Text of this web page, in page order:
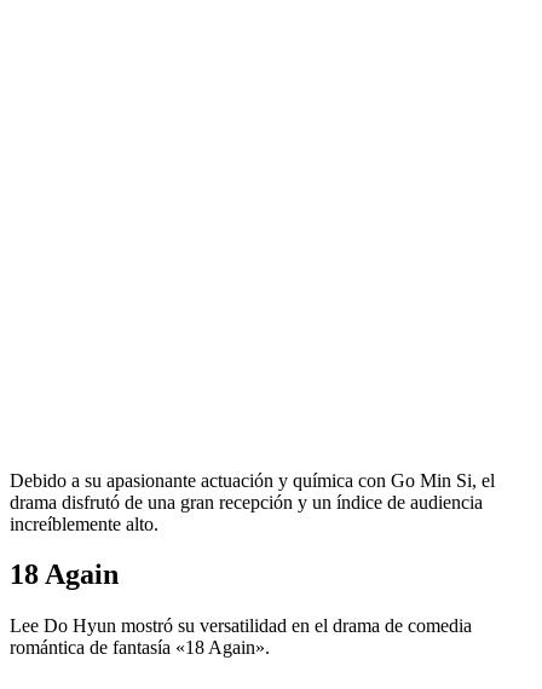
Debido a su apasionante actuación y química con Go Min Si, el
drama disfrutó de una gran recepción y un índice de audiencia
increíblemente alto.
18 Again
Lee Do Hyun mostró su versatilidad en el drama de comedia
romántica de fantasía «18 Again».